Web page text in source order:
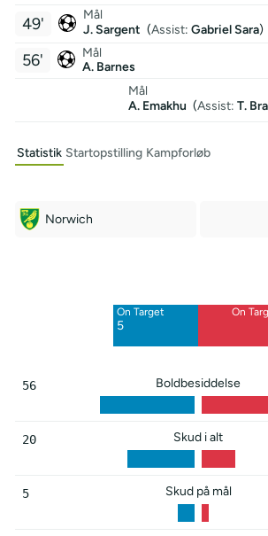
Mål
J. Sargent (Assist: Gabriel Sara)
49'
Mål
A. Barnes
56'
Mål
A. Emakhu (Assist: T.
Statistik Startopstilling Kampforløb
Norwich
On Target
5
On
56 Boldbesiddelse
20 Skud i alt
5 Skud på mål